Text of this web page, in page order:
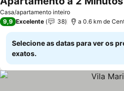
Casa/apartamento inteiro
9,9 Excelente 38 a 0.6 km de
Selecione as datas para ver os
exatos.